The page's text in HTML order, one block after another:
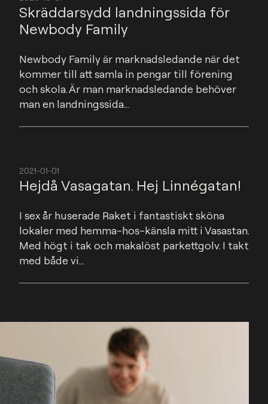
Skräddarsydd landningssida för
Newbody Family
Newbody Family är marknadsledande när det
kommer till att samla in pengar till förening
och skola. Är man marknadsledande behöver
man en landningssida...
2021-01-01
Hejdå Vasagatan. Hej Linnégatan!
I sex år huserade Raket i fantastiskt sköna
lokaler med hemma-hos-känsla mitt i Vasastan.
Med högt i tak och makalöst parkettgolv. I takt
med både vi...